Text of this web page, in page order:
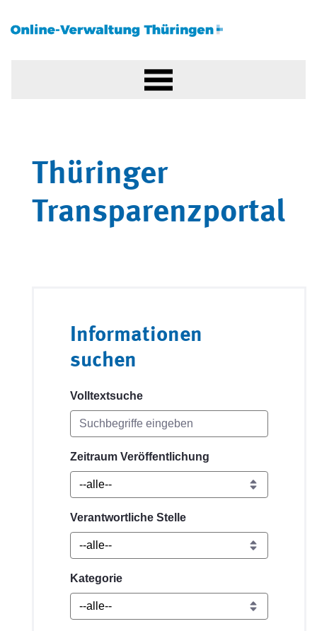
Thüringer
Transparenzportal
Informationen
suchen
Volltextsuche
Zeitraum Veröffentlichung
Verantwortliche Stelle
Kategorie